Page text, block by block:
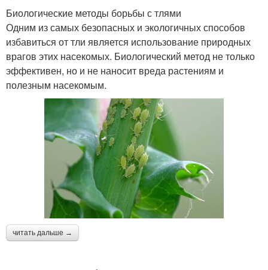
Биологические методы борьбы с тлями
Одним из самых безопасных и экологичных способов
избавиться от тли является использование природных
врагов этих насекомых. Биологический метод не только
эффективен, но и не наносит вреда растениям и
полезным насекомым.
читать дальше →